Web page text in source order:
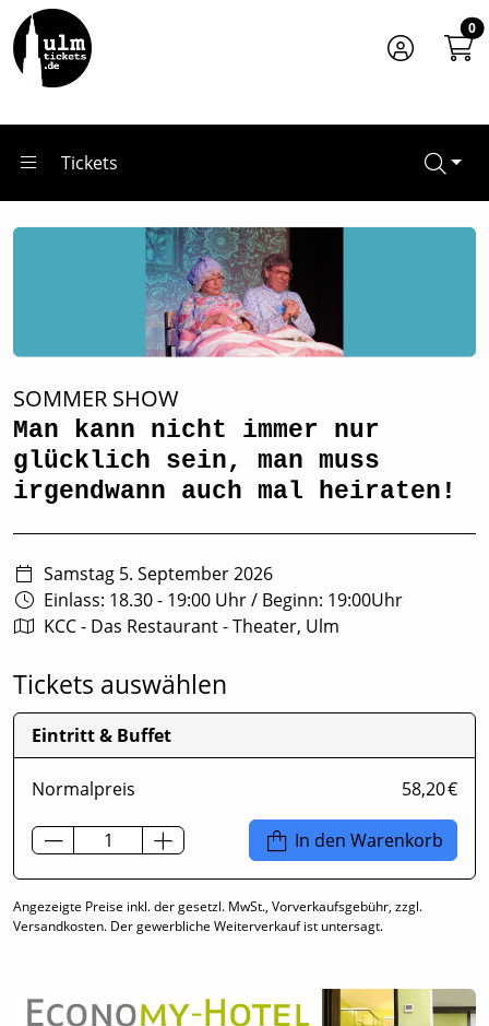
Zum Hauptinhalt springen 0
Tickets
Startseite
Tickets
Man kann nicht immer nur glücklich sein, man muss
SOMMER SHOW
Man kann nicht immer nur
glücklich sein, man muss
irgendwann auch mal heiraten!
Samstag 5. September 2026
Einlass: 18.30 - 19:00 Uhr/ Beginn: 19:00Uhr
KCC - Das Restaurant - Theater, Ulm
Tickets auswählen
Eintritt & Buffet
Normalpreis 58,20 €
In den Warenkorb
Angezeigte Preise inkl. der gesetzl. MwSt., Vorverkaufsgebühr, zzgl.
Versandkosten. Der gewerbliche Weiterverkauf ist untersagt.